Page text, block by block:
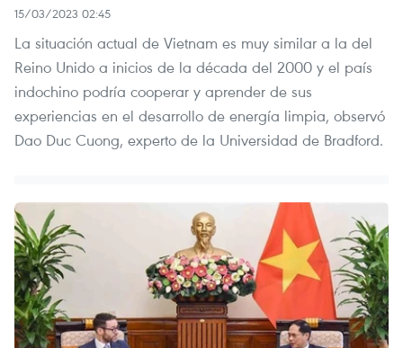
15/03/2023 02:45
La situación actual de Vietnam es muy similar a la del
Reino Unido a inicios de la década del 2000 y el país
indochino podría cooperar y aprender de sus
experiencias en el desarrollo de energía limpia, observó
Dao Duc Cuong, experto de la Universidad de Bradford.